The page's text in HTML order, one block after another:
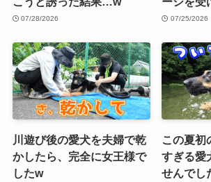
07/28/2026 07/25/2026
川遊び後の愛犬を夫婦で乾
かしたら、完全に女王様で
したw
この夏初
すぎる愛
せんでし